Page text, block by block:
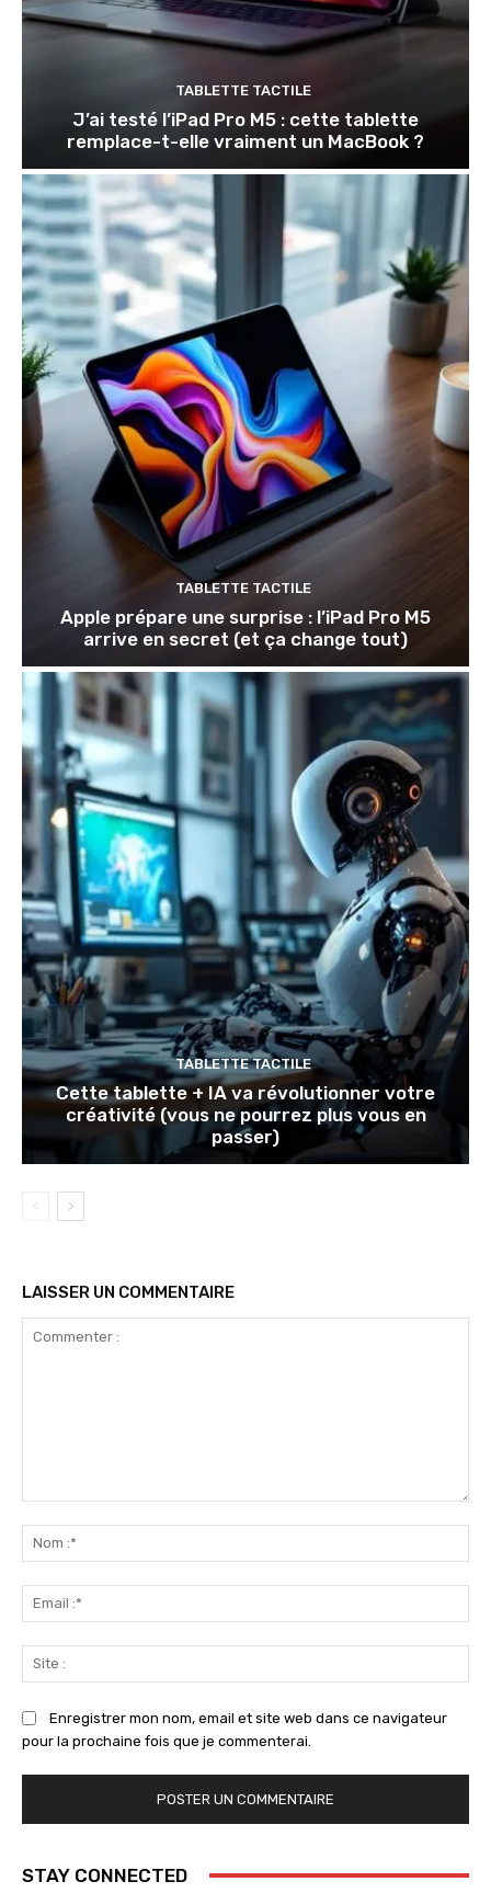
TABLETTE TACTILE
J’ai testé l’iPad Pro M5 : cette tablette
remplace-t-elle vraiment un MacBook ?
TABLETTE TACTILE
Apple prépare une surprise : l’iPad Pro M5
arrive en secret (et ça change tout)
TABLETTE TACTILE
Cette tablette + IA va révolutionner votre
créativité (vous ne pourrez plus vous en
passer)
LAISSER UN COMMENTAIRE
:*
:*
:
Enregistrer mon nom, email et site web dans ce navigateur
pour la prochaine fois que je commenterai.
STAY CONNECTED